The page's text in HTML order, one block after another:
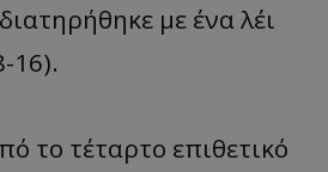
με ένα λέι
16).
το τέταρτο επιθετικό